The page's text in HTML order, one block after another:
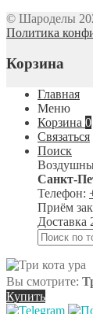
© Шароделы
Политика
Корзина
Главная
Меню
Корзина 0
Связаться
Поиск
Санкт-
Телефон:
Приём
Доставка
Искать:
Вы смотрите:
Купить